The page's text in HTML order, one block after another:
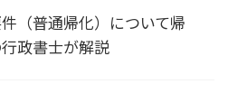
（普通帰化）について帰
政書士が解説